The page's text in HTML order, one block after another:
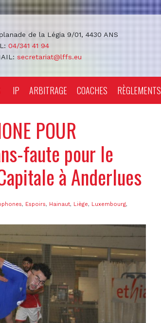
de la Légia 9/01, 4430 ANS
04/341 41 94
secretariat@lffs.eu
IP ARBITRAGE COACHES RÈGLEMENTS
POUR
faute pour le
à Anderlues
, Espoirs, Hainaut, Liège, Luxembourg,